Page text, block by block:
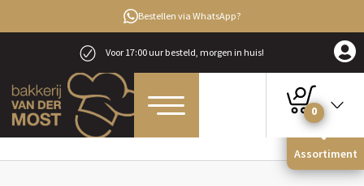
Bestellen via WhatsApp?
Voor 17:00 uur besteld, morgen in huis!
0
Assortiment
Home Geschenken Luxe mand XL